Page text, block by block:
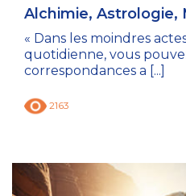
Alchimie, Astrologie,
« Dans les moindres
quotidienne, vous
correspondances a [...]
2163